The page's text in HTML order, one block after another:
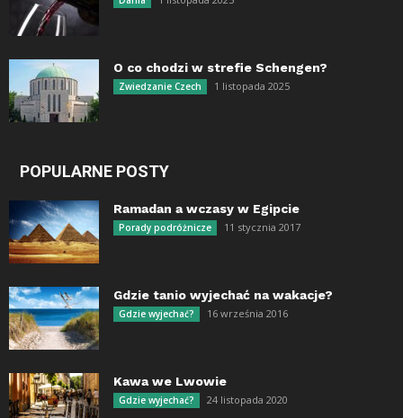
O co chodzi w strefie Schengen?
Zwiedzanie Czech 1 listopada 2025
POPULARNE POSTY
Ramadan a wczasy w Egipcie
Porady podróżnicze 11 stycznia 2017
Gdzie tanio wyjechać na wakacje?
Gdzie wyjechać? 16 września 2016
Kawa we Lwowie
Gdzie wyjechać? 24 listopada 2020